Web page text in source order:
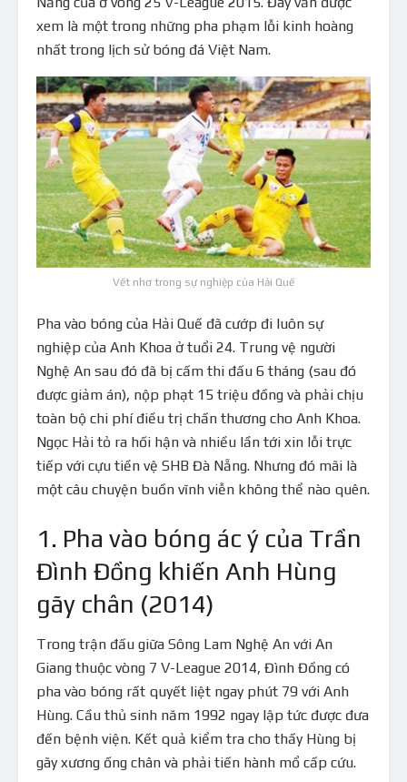
xem là một trong những pha phạm lỗi kinh hoàng
nhất trong lịch sử bóng đá Việt Nam.
Vết nhơ trong sự nghiệp của Hải Quế
Pha vào bóng của Hải Quế đã cướp đi luôn sự
nghiệp của Anh Khoa ở tuổi 24. Trung vệ người
Nghệ An sau đó đã bị cấm thi đấu 6 tháng (sau đó
được giảm án), nộp phạt 15 triệu đồng và phải chịu
toàn bộ chi phí điều trị chấn thương cho Anh Khoa.
Ngọc Hải tỏ ra hối hận và nhiều lần tới xin lỗi trực
tiếp với cựu tiền vệ SHB Đà Nẵng. Nhưng đó mãi là
một câu chuyện buồn vĩnh viễn không thể nào quên.
1. Pha vào bóng ác ý của Trần
Đình Đồng khiến Anh Hùng
gãy chân (2014)
Trong trận đấu giữa Sông Lam Nghệ An với An
Giang thuộc vòng 7 V-League 2014, Đình Đồng có
pha vào bóng rất quyết liệt ngay phút 79 với Anh
Hùng. Cầu thủ sinh năm 1992 ngay lập tức được đưa
đến bệnh viện. Kết quả kiểm tra cho thấy Hùng bị
gãy xương ống chân và phải tiến hành mổ cấp cứu.